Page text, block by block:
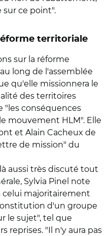
sur ce point".
territoriale
sur la réforme
long de l'assemblée
qu'elle missionnera le
des territoires
"les conséquences
mouvement HLM". Elle
et Alain Cacheux de
de mission" du
aussi très discuté tout
Sylvia Pinel note
celui majoritairement
d'un groupe
le sujet", tel que
reprises. "Il n'y aura pas